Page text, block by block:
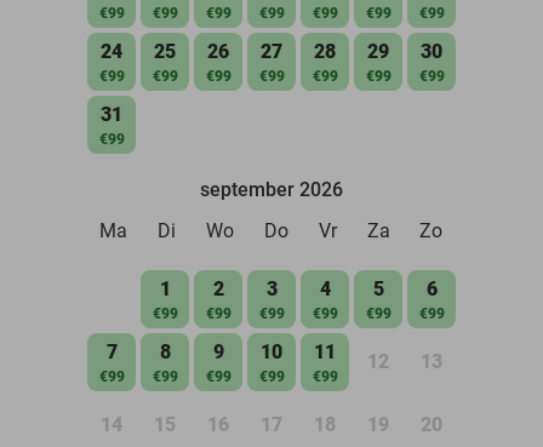
€99 €99 €99 €99 €99 €99 €99
24
€99
25
€99
26
€99
27
€99
28
€99
29
€99
30
€99
31
€99
september 2026
Ma
Di Wo Do Vr Za Zo
1
€99
2
€99
3
€99
4
€99
5
€99
6
€99
7
€99
8
€99
9
€99
10
€99
11
€99
12 13
14 15 16 17 18 19 20